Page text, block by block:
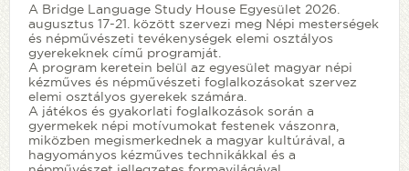
A Bridge Language Study House Egyesület 2026.
augusztus 17-21. között szervezi meg Népi mesterségek
és népművészeti tevékenységek elemi osztályos
gyerekeknek című programját.
A program keretein belül az egyesület magyar népi
kézműves és népművészeti foglalkozásokat szervez
elemi osztályos gyerekek számára.
A játékos és gyakorlati foglalkozások során a
gyermekek népi motívumokat festenek vászonra,
miközben megismerkednek a magyar kultúrával, a
hagyományos kézműves technikákkal és a